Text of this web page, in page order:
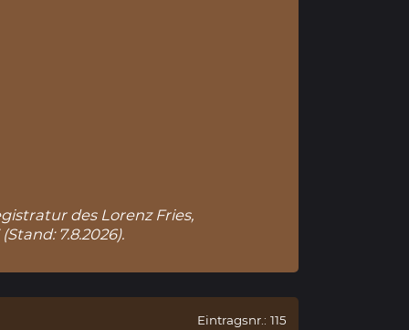
des Lorenz Fries,
(Stand: 7.8.2026).
Eintragsnr.: 115